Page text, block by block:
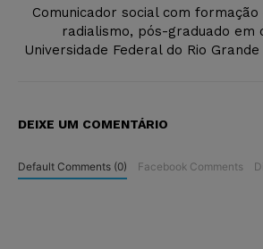
Comunicador social com
radialismo, pós-graduado em
Universidade Federal do Rio
DEIXE UM COMENTÁRIO
Default Comments (0) Facebook Comments